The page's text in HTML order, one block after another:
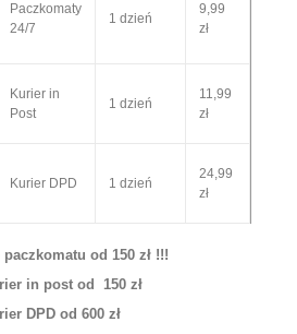
Paczkomaty
24/7
1 dzień
9,99
zł
Kurier in
Post
1 dzień
11,99
zł
Kurier DPD 1 dzień
24,99
zł
od 150 zł !!!
in post od 150 zł
DPD od 600 zł